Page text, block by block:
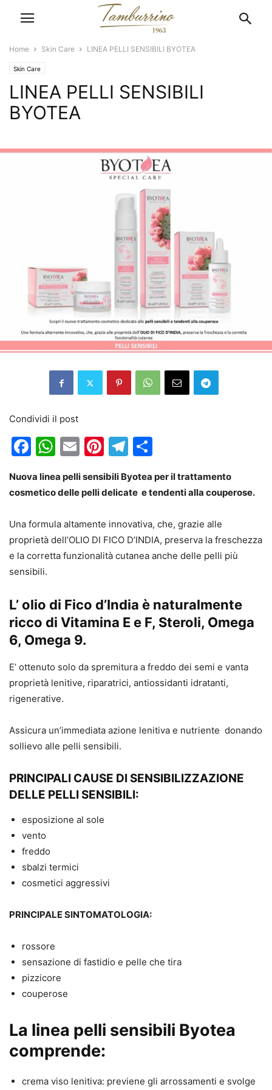
Home Skin Care LINEA PELLI SENSIBILI BYOTEA
Skin Care
LINEA PELLI SENSIBILI
BYOTEA
Condividi il post
Facebook
WhatsApp
EmailPinterest
Telegram
Nuova linea pelli sensibili Byotea per il trattamento
cosmeticodelle pelli delicate e tendenti alla couperose.
Una formula altamente innovativa, che, grazie alle
proprietà dell’OLIO DI FICO D’INDIA, preserva la freschezza
e la corretta funzionalità cutanea anche delle pelli più
sensibili.
L’ olio di Fico d’India è naturalmente
ricco di Vitamina E e F, Steroli, Omega
6, Omega 9.
E’ ottenuto solo da spremitura a freddo dei semi e vanta
proprietà lenitive, riparatrici, antiossidanti idratanti,
rigenerative.
Assicura un’immediata azione lenitiva e nutriente donando
sollievo alle pelli sensibili.
PRINCIPALI CAUSE DI SENSIBILIZZAZIONE
DELLE PELLI SENSIBILI:
esposizione al sole
vento
freddo
sbalzi termici
cosmetici aggressivi
PRINCIPALE SINTOMATOLOGIA:
rossore
sensazione di fastidio e pelle che tira
pizzicore
couperose
La linea pelli sensibili Byotea
comprende:
crema viso lenitiva: previene gli arrossamenti e svolge